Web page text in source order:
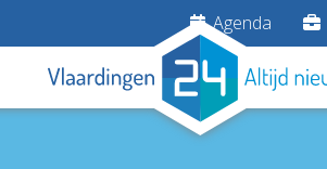
Agenda